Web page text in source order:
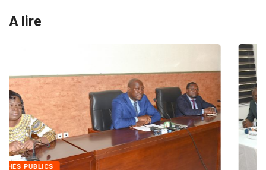
A lire